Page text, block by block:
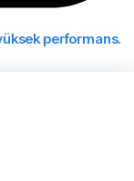
performans.